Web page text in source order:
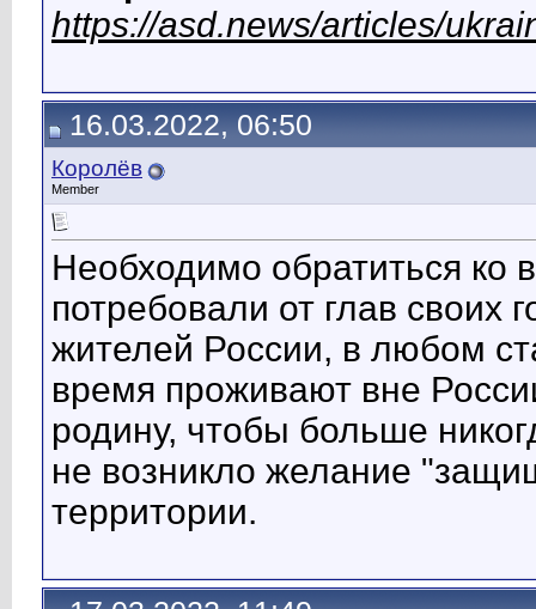
https://asd.news/articles/
16.03.2022, 06:50
Королёв
Member
Необходимо обратиться
потребовали от глав своих
жителей России, в любом
время проживают вне
родину, чтобы больше
не возникло желание
территории.